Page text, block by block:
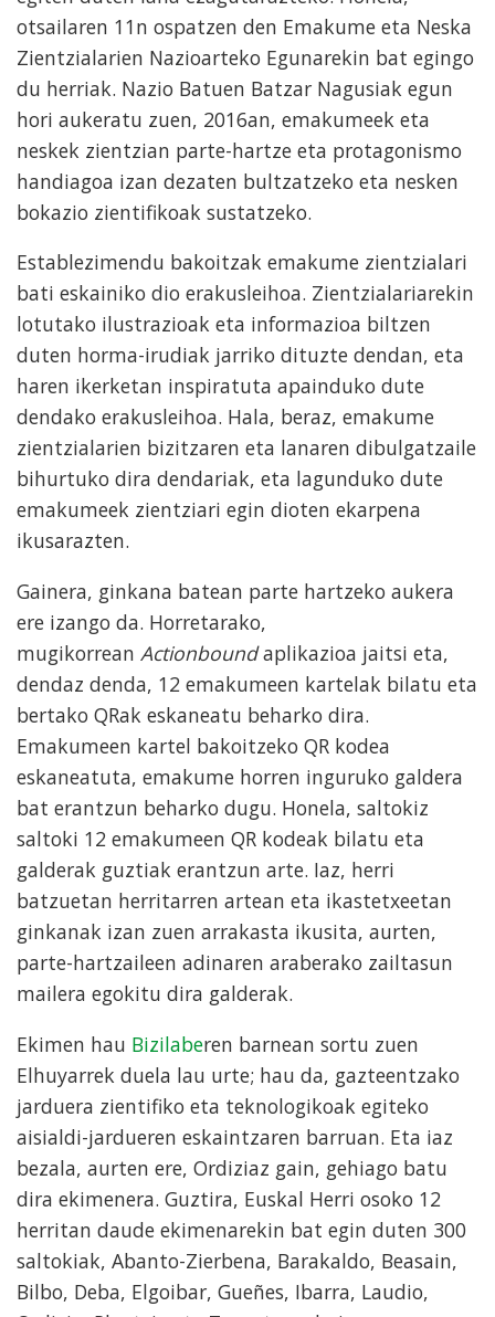
otsailaren 11n ospatzen den Emakume eta Neska
Zientzialarien Nazioarteko Egunarekin bat egingo
du herriak. Nazio Batuen Batzar Nagusiak egun
hori aukeratu zuen, 2016an, emakumeek eta
neskek zientzian parte-hartze eta protagonismo
handiagoa izan dezaten bultzatzeko eta nesken
bokazio zientifikoak sustatzeko.
Establezimendu bakoitzak emakume zientzialari
bati eskainiko dio erakusleihoa. Zientzialariarekin
lotutako ilustrazioak eta informazioa biltzen
duten horma-irudiak jarriko dituzte dendan, eta
haren ikerketan inspiratuta apainduko dute
dendako erakusleihoa. Hala, beraz, emakume
zientzialarien bizitzaren eta lanaren dibulgatzaile
bihurtuko dira dendariak, eta lagunduko dute
emakumeek zientziari egin dioten ekarpena
ikusarazten.
Gainera, ginkana batean parte hartzeko aukera
ere izango da. Horretarako,
mugikorrean Actionboundaplikazioa jaitsi eta,
dendaz denda, 12 emakumeen kartelak bilatu eta
bertako QRak eskaneatu beharko dira.
Emakumeen kartel bakoitzeko QR kodea
eskaneatuta, emakume horren inguruko galdera
bat erantzun beharko dugu. Honela, saltokiz
saltoki 12 emakumeen QR kodeak bilatu eta
galderak guztiak erantzun arte. Iaz, herri
batzuetan herritarren artean eta ikastetxeetan
ginkanak izan zuen arrakasta ikusita, aurten,
parte-hartzaileen adinaren araberako zailtasun
mailera egokitu dira galderak.
Ekimen hau Bizilaberen barnean sortu zuen
Elhuyarrek duela lau urte; hau da, gazteentzako
jarduera zientifiko eta teknologikoak egiteko
aisialdi-jardueren eskaintzaren barruan. Eta iaz
bezala, aurten ere, Ordiziaz gain, gehiago batu
dira ekimenera. Guztira, Euskal Herri osoko 12
herritan daude ekimenarekin bat egin duten 300
saltokiak, Abanto-Zierbena, Barakaldo, Beasain,
Bilbo, Deba, Elgoibar, Gueñes, Ibarra, Laudio,